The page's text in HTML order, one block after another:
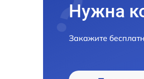
Нужна
Закажите